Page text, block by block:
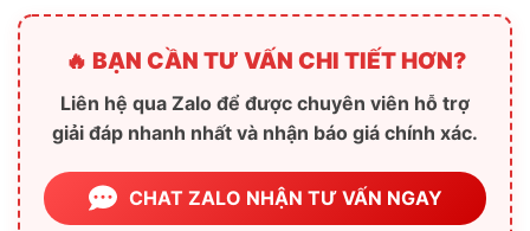
🔥 BẠN CẦN TƯ VẤN CHI TIẾT HƠN?
Liên hệ qua Zalo để được chuyên viên hỗ trợ
giải đáp nhanh nhất và nhận báo giá chính xác.
CHAT ZALO NHẬN TƯ VẤN NGAY